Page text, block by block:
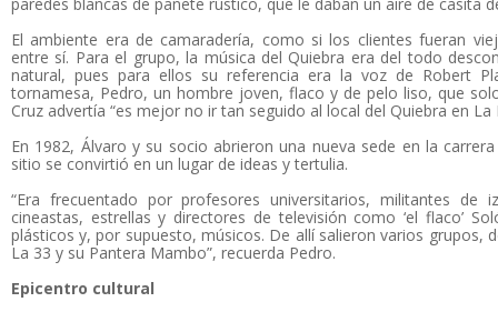
El ambiente era de camaradería, como si los clientes fueran
entre sí. Para el grupo, la música del Quiebra era del todo
natural, pues para ellos su referencia era la voz de Robert
tornamesa, Pedro, un hombre joven, flaco y de pelo liso, que
Cruz advertía “es mejor no ir tan seguido al local del Quiebra en
En 1982, Álvaro y su socio abrieron una nueva sede en la
sitio se convirtió en un lugar de ideas y tertulia.
“Era frecuentado por profesores universitarios, militantes de
cineastas, estrellas y directores de televisión como ‘el flaco’
plásticos y, por supuesto, músicos. De allí salieron varios grupos,
La 33 y su Pantera Mambo”, recuerda Pedro.
Epicentro cultural